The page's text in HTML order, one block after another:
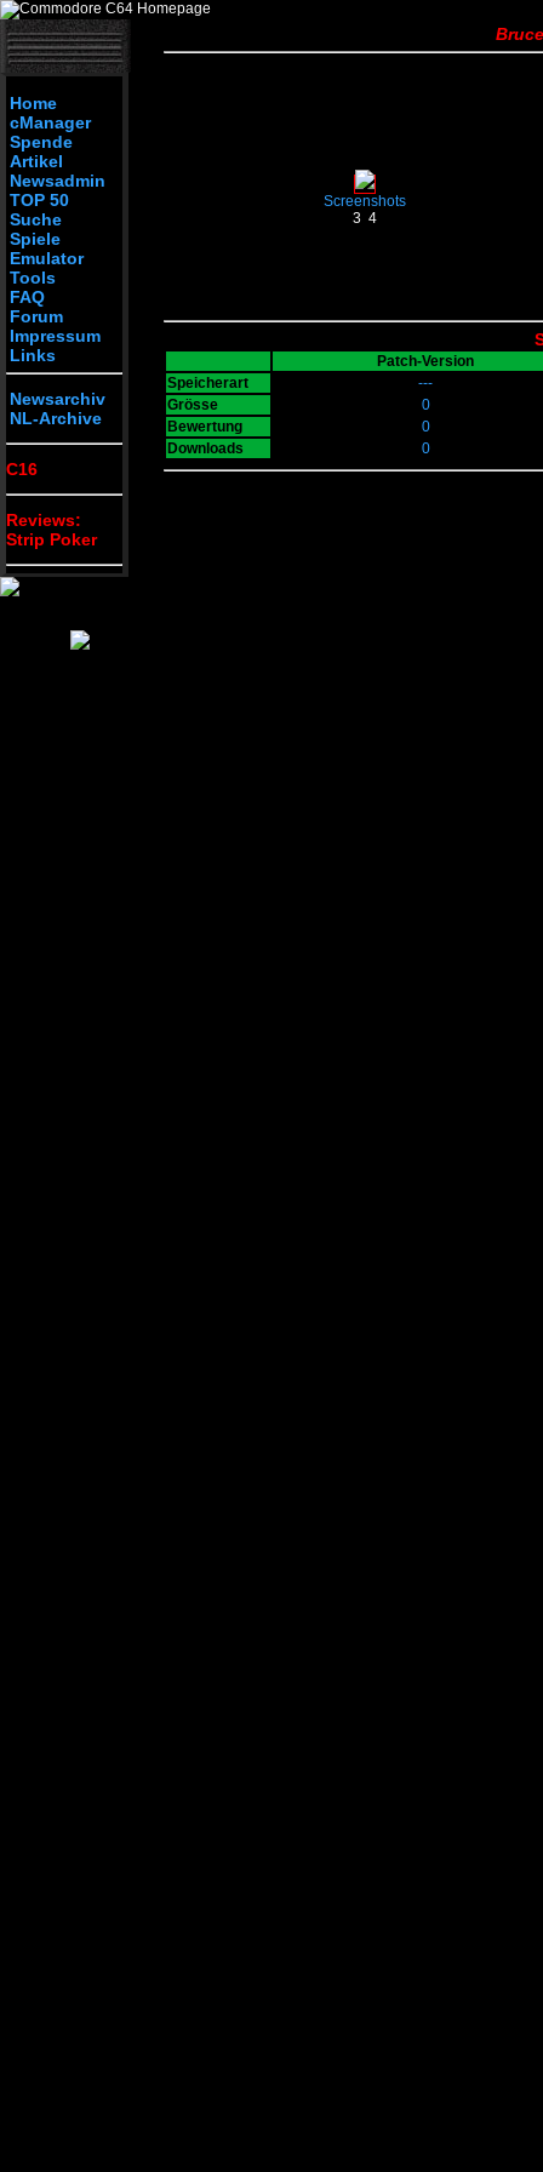
Home
cManager
Spende
Artikel
Newsadmin
TOP 50
Suche
Spiele
Emulator
Tools
FAQ
Forum
Impressum
Links
Newsarchiv
NL-Archive
C16
Reviews:
Strip Poker
Screenshots
3 4
Patch-Version
Speicherart
---
Grösse
0
Bewertung
0
Downloads
0